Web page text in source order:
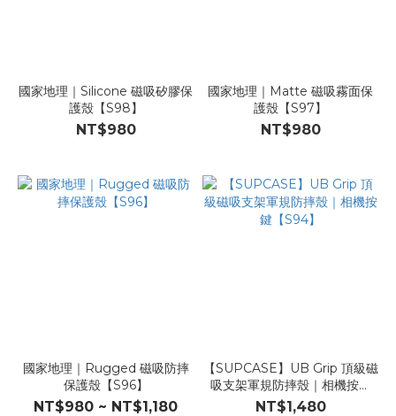
國家地理｜Silicone 磁吸矽膠保
護殼【S98】
NT$980
國家地理｜Matte 磁吸霧面保
護殼【S97】
NT$980
國家地理｜Rugged 磁吸防摔
保護殼【S96】
NT$980 ~ NT$1,180
【SUPCASE】UB Grip 頂級磁
吸支架軍規防摔殼｜相機按鍵
【S94】
NT$1,480